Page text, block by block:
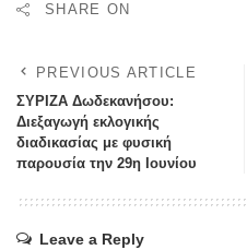
SHARE ON
PREVIOUS ARTICLE
ΣΥΡΙΖΑ Δωδεκανήσου:
Διεξαγωγή εκλογικής
διαδικασίας με φυσική
παρουσία την 29η Ιουνίου
Leave a Reply